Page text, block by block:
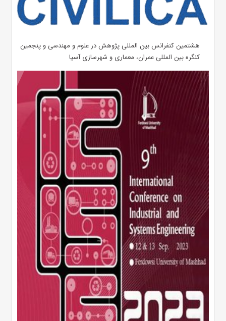
هشتمین کنفرانس بین المللی پژوهش در علوم و مهندسی و پنجمین
کنگره بین المللی عمران، معماری و شهرسازی آسیا